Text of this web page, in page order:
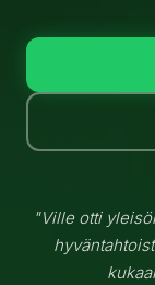
"Ville otti